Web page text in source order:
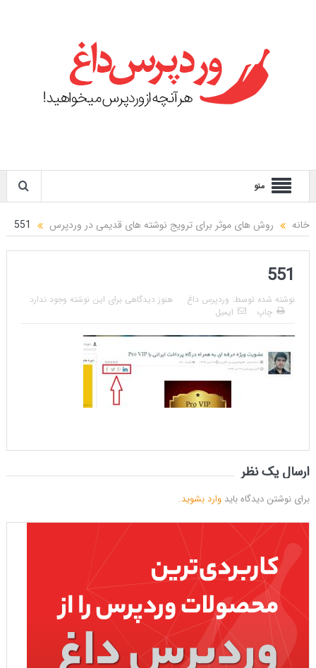
منو
خانه روش های موثر برای ترویج نوشته های قدیمی در وردپرس 551
551
نوشته شده توسط: وردپرس داغ
هنوز دیدگاهی برای این نوشته وجود ندارد
چاپ
ایمیل
ارسال یک نظر
برای نوشتن دیدگاه باید وارد بشوید.